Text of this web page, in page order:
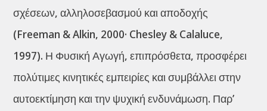
σχέσεων, αλληλοσεβασμού και αποδοχής
(Freeman & Alkin, 2000· Chesley & Calaluce,
1997). Η Φυσική Αγωγή, επιπρόσθετα, προσφέρει
πολύτιμες κινητικές εμπειρίες και συμβάλλει στην
αυτοεκτίμηση και την ψυχική ενδυνάμωση. Παρ’